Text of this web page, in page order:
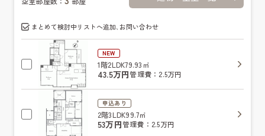
まとめて検討中リストへ追加､お問い合わせ
NEW
1階2LDK79.93㎡
43.5万円管理費：2.5万円
申込あり
2階3LDK99.7㎡
53万円管理費：2.5万円